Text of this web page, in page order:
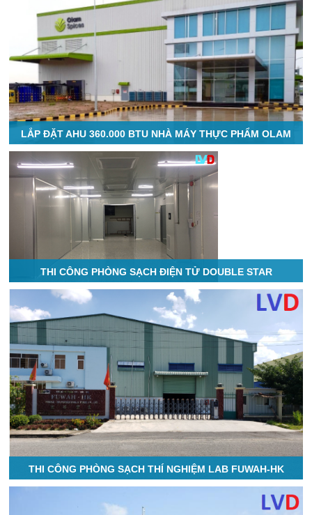
LẮP ĐẶT AHU 360.000 BTU NHÀ MÁY THỰC PHẨM OLAM
THI CÔNG PHÒNG SẠCH ĐIỆN TỬ DOUBLE STAR
THI CÔNG PHÒNG SẠCH THÍ NGHIỆM LAB FUWAH-HK